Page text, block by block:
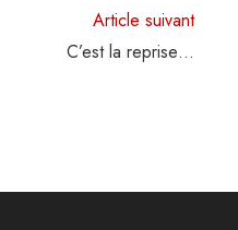
Article suivant
C’est la reprise…